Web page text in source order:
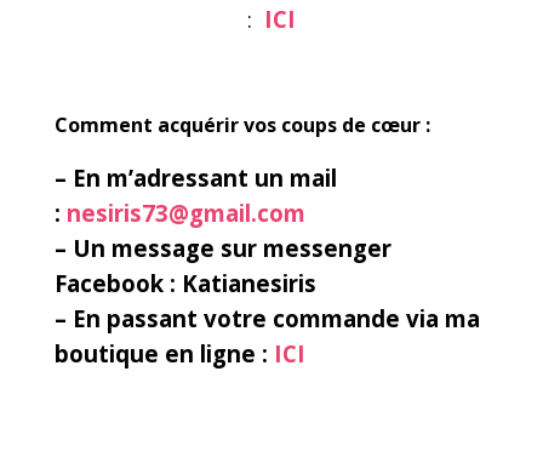
: ICI
Comment acquérir vos coups de cœur :
– En m’adressant un mail
: nesiris73@gmail.com
– Un message sur messenger
Facebook : Katianesiris
– En passant votre commande via ma
boutique en ligne : ICI